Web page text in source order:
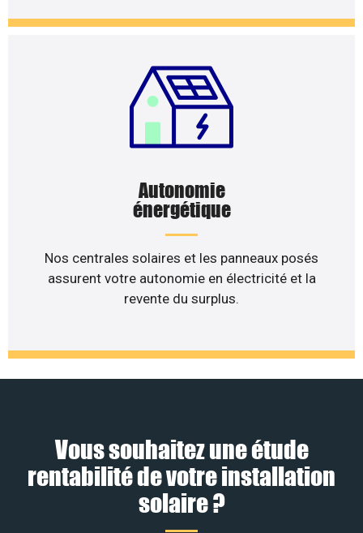
Autonomie
énergétique
Nos centrales solaires et les panneaux posés
assurent votre autonomie en électricité et la
revente du surplus.
Vous souhaitez une étude
rentabilité de votre installation
solaire ?